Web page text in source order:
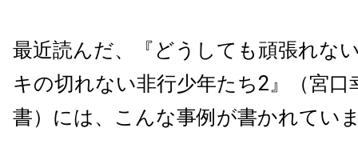
最近読んだ、『どうしても頑張れな
キの切れない非行少年たち2』（宮口
書）には、こんな事例が書かれてい